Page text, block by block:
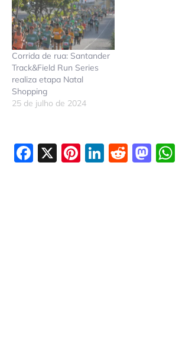
Corrida de rua: Santander
Track&Field Run Series
realiza etapa Natal
Shopping
25 de julho de 2024
Facebook
X Pinterest
LinkedIn